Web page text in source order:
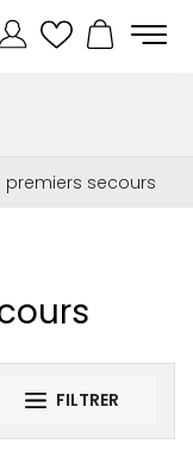
premiers secours
FILTRER